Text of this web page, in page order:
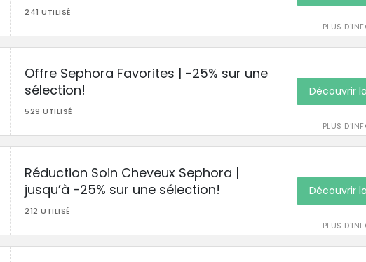
241 UTILISÉ
PLUS
Offre Sephora Favorites | -25% sur une
sélection!
529 UTILISÉ
PLUS
Découvrir
Réduction Soin Cheveux Sephora |
jusqu’à -25% sur une sélection!
212 UTILISÉ
PLUS
Découvrir